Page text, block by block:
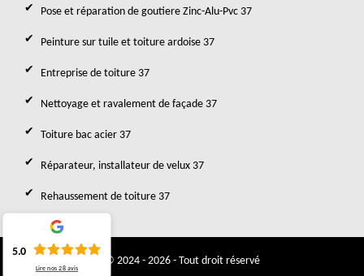
Pose et réparation de goutiere Zinc-Alu-Pvc 37
Peinture sur tuile et toiture ardoise 37
Entreprise de toiture 37
Nettoyage et ravalement de façade 37
Toiture bac acier 37
Réparateur, installateur de velux 37
Rehaussement de toiture 37
© 2024 - 2026 - Tout droit réservé
5.0
Lire nos28 avis